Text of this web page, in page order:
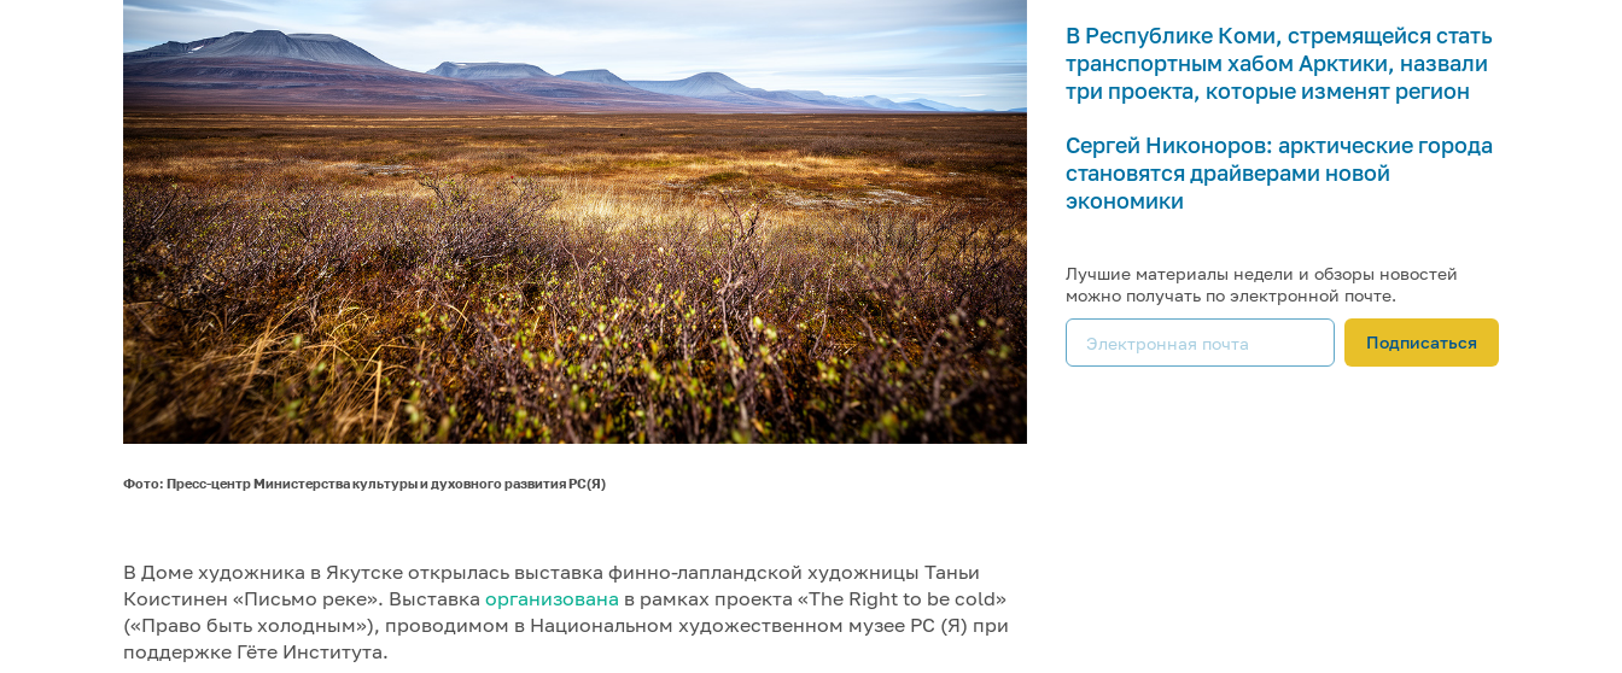
Фото: Пресс-центр Министерства культуры и духовного развития РС(Я)
В Доме художника в Якутске открылась выставка финно-лапландской художницы Таньи
Коистинен «Письмо реке». Выставка организована в рамках проекта «The Right to be cold»
(«Право быть холодным»), проводимом в Национальном художественном музее РС (Я) при
поддержке Гёте Института.
В Республике Коми, стремящейся стать
транспортным хабом Арктики, назвали
три проекта, которые изменят регион
Сергей Никоноров: арктические города
становятся драйверами новой
экономики
Лучшие материалы недели и обзоры новостей
можно получать по электронной почте.
Подписаться